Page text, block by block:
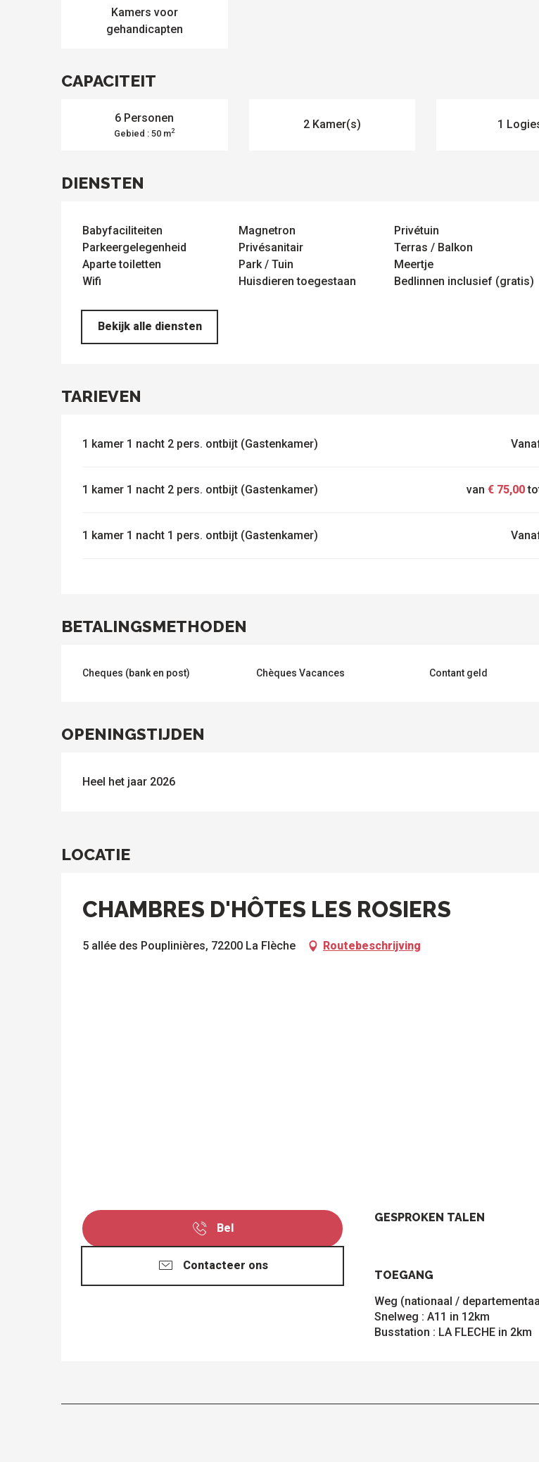
Kamers voor
gehandicapten
CAPACITEIT
6 Personen
Gebied : 50 m2 2 Kamer(s) 1
DIENSTEN
Babyfaciliteiten Magnetron
Privétuin
Parkeergelegenheid
Privésanitair
Terras / Balkon
Aparte toiletten
Park / Tuin
Meertje
Wifi
Huisdieren toegestaan Bedlinnen inclusief (gratis)
Bekijk alle diensten
TARIEVEN
1 kamer 1 nacht 2 pers. ontbijt (Gastenkamer)
1 kamer 1 nacht 2 pers. ontbijt (Gastenkamer) van€ 75,00
1 kamer 1 nacht 1 pers. ontbijt (Gastenkamer)
BETALINGSMETHODEN
Cheques (bank en post) Chèques Vacances Contant geld
OPENINGSTIJDEN
Heel het jaar 2026
LOCATIE
CHAMBRES D'HÔTES LES ROSIERS
5 allée des Pouplinières, 72200 La Flèche Routebeschrijving
Bel
Contacteer ons
GESPROKEN TALEN
GESPROKEN TALEN
TOEGANG
TOEGANG
Weg (nationaal /
Snelweg : A11 in 12km
Busstation : LA FLECHE in 2km